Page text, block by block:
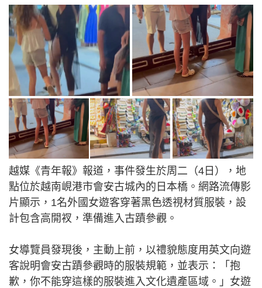
越媒《青年報》報道，事件發生於周二（4日），地
點位於越南峴港市會安古城內的日本橋。網路流傳影
片顯示，1名外國女遊客穿著黑色透視材質服裝，設
計包含高開衩，準備進入古蹟參觀。
女導覽員發現後，主動上前，以禮貌態度用英文向遊
客說明會安古蹟參觀時的服裝規範，並表示：「抱
歉，你不能穿這樣的服裝進入文化遺產區域。」女遊